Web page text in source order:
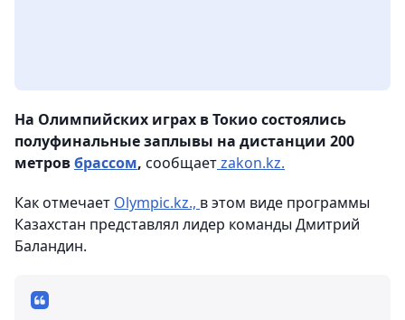
На Олимпийских играх в Токио состоялись
полуфинальные заплывы на дистанции 200
метровбрассом, сообщаетzakon.kz.
Как отмечает Olympic.kz., в этом виде программы
Казахстан представлял лидер команды Дмитрий
Баландин.